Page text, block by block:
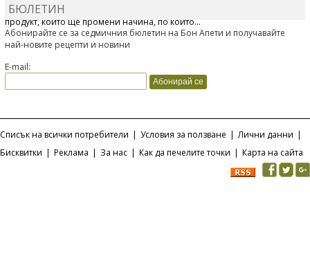
Отскоро Лесафр България стартира предлагането на изцяло нов
продукт, който ще промени начина, по който...
БЮЛЕТИН
Абонирайте се за седмичния бюлетин на Бон Апети и получавайте
най-новите рецепти и новини
E-mail:
Списък на всички потребители | Условия за ползване | Лични данни |
Бисквитки | Реклама | За нас | Как да печелите точки | Карта на сайта